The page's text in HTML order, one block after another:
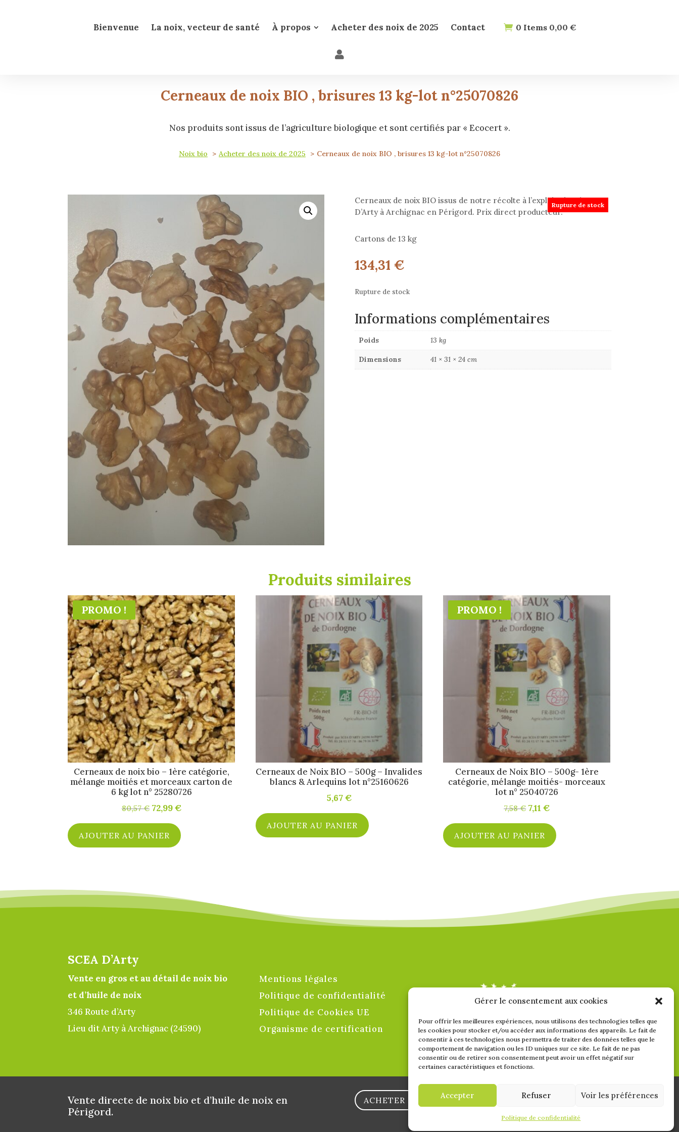
Gérer le consentement aux cookies
Pour offrir les meilleures expériences, nous utilisons des technologies telles que
les cookies pour stocker et/ou accéder aux informations des appareils. Le fait de
consentir à ces technologies nous permettra de traiter des données telles que le
comportement de navigation ou les ID uniques sur ce site. Le fait de ne pas
consentir ou de retirer son consentement peut avoir un effet négatif sur
certaines caractéristiques et fonctions.
Accepter Refuser Voir les préférences
Politique de confidentialité
Bienvenue La noix, vecteur de santé À propos Acheter des noix de 2025 Contact 0 Items 0,00 €
Cerneaux de noix BIO , brisures 13 kg-lot n°25070826
Nos produits sont issus de l’agriculture biologique et sont certifiés par « Ecocert ».
Noix bio Acheter des noix de 2025 Cerneaux de noix BIO , brisures 13 kg-lot n°25070826
Cerneaux de noix BIO issus de notre récolte à l’exploitation, la SCEA
D’Arty à Archignac en Périgord. Prix direct producteur.
Cartons de 13 kg
134,31 €
Rupture de stock
Rupture de stock
Informations complémentaires
Poids 13 kg
Dimensions 41 × 31 × 24 cm
Produits similaires
PROMO !
Cerneaux de noix bio – 1ère catégorie,
mélange moitiés et morceaux carton de
6 kg lot n° 25280726
80,57€ Le
initial
était :
72,99€Le
actuel
AJOUTER AU PANIER
Cerneaux de Noix BIO – 500g – Invalides
blancs & Arlequins lot n°25160626
5,67€
AJOUTER AU PANIER
PROMO !
Cerneaux de Noix BIO – 500g- 1ère
catégorie, mélange moitiés- morceaux
lot n° 25040726
7,58€ Le
initial
était :
7,11€Le
actuel
est :
AJOUTER AU PANIER
SCEA D’Arty
Vente en gros et au détail de noix bio
et d’huile de noix
346 Route d’Arty
Lieu dit Arty à Archignac (24590)
Mentions légales
Politique de confidentialité
Politique de Cookies UE
Organisme de certification
Vente directe de noix bio et d’huile de noix en
Périgord.
ACHETER DES NOIX BIO